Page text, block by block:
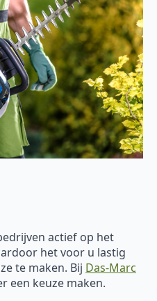
actief op het
het voor u lastig
te maken. Bij Das-Marc
een keuze maken.